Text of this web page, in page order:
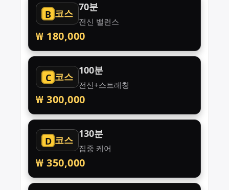
B 코스
70분
전신 밸런스
₩ 180,000
C 코스
100분
전신+스트레칭
₩ 300,000
D 코스
130분
집중 케어
₩ 350,000